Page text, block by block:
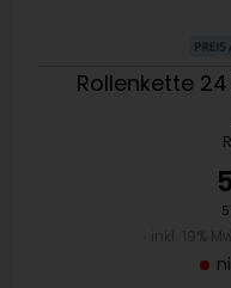
Rollenkette 24